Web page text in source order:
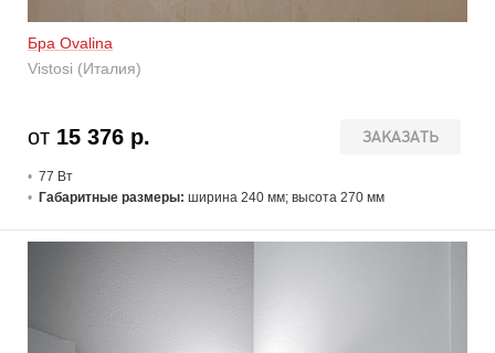
Бра Ovalina
Vistosi (Италия)
ЗАКАЗАТЬ
от 15 376 р.
77 Вт
Габаритные размеры: ширина 240 мм; высота 270 мм